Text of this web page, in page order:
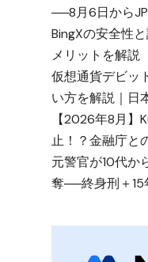
──8月6日から
BingXの安全性
メリットを解説
仮想通貨デビッ
い方を解説｜日
【2026年8月】
止！？金融庁と
元警官が10代か
奪──終身刑＋15